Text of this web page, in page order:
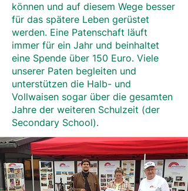
können und auf diesem Wege besser
für das spätere Leben gerüstet
werden. Eine Patenschaft läuft
immer für ein Jahr und beinhaltet
eine Spende über 150 Euro. Viele
unserer Paten begleiten und
unterstützen die Halb- und
Vollwaisen sogar über die gesamten
Jahre der weiteren Schulzeit (der
Secondary School).